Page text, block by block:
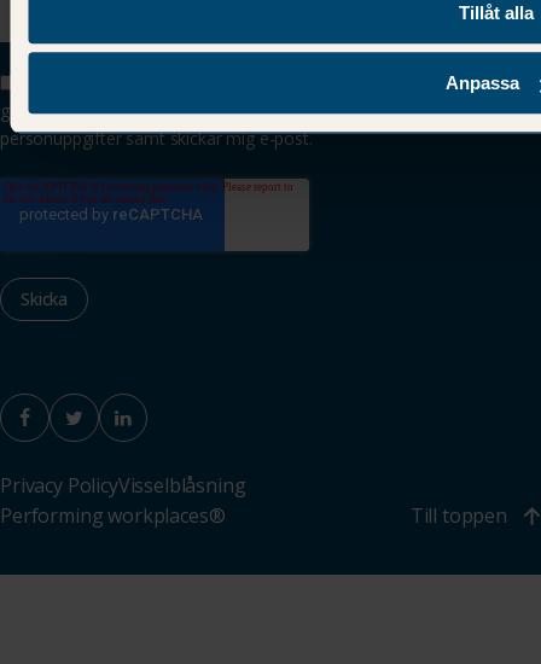
Tillåt alla
Anpassa
Jag har tagit del av Tenant & Partners privacy policy och
godkänner att Tenant & Partner lagrar och hanterar mina
personuppgifter samt skickar mig e-post.
Privacy PolicyVisselblåsning
Performing workplaces®
Till toppen